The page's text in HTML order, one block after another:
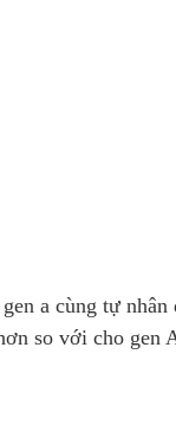
a cùng tự
so với cho